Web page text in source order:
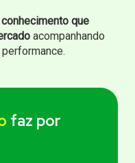
que
acompanhando
faz por